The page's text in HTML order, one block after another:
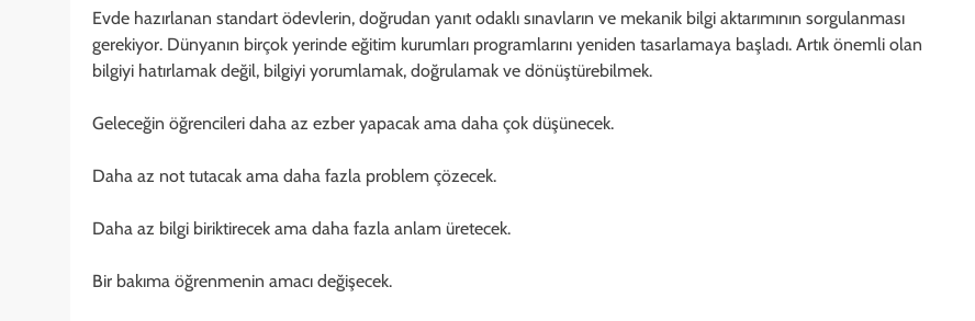
Evde hazırlanan standart ödevlerin, doğrudan yanıt odaklı sınavların ve mekanik bilgi aktarımının sorgulanması
gerekiyor. Dünyanın birçok yerinde eğitim kurumları programlarını yeniden tasarlamaya başladı. Artık önemli olan
bilgiyi hatırlamak değil, bilgiyi yorumlamak, doğrulamak ve dönüştürebilmek.
Geleceğin öğrencileri daha az ezber yapacak ama daha çok düşünecek.
Daha az not tutacak ama daha fazla problem çözecek.
Daha az bilgi biriktirecek ama daha fazla anlam üretecek.
Bir bakıma öğrenmenin amacı değişecek.